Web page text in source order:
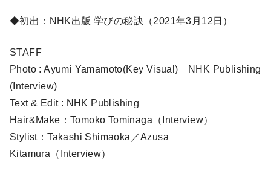
◆初出：NHK出版 学びの秘訣（2021年3月12日）
STAFF
Photo : Ayumi Yamamoto(Key Visual) NHK Publishing
(Interview)
Text & Edit : NHK Publishing
Hair&Make：Tomoko Tominaga（Interview）
Stylist：Takashi Shimaoka／Azusa
Kitamura（Interview）